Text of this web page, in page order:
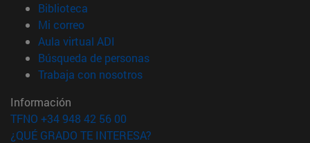
Biblioteca
Mi correo(abre en nueva ventana)
Aula virtual ADI
Búsqueda de personas(abre en nueva ventana)
Trabaja con nosotros(abre en nueva ventana)
Información
TFNO +34 948 42 56 00
¿QUÉ GRADO TE INTERESA?